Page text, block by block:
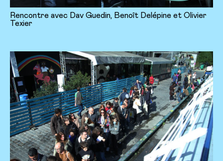
Rencontre avec Dav Guedin, Benoît Delépine et Olivier
Texier